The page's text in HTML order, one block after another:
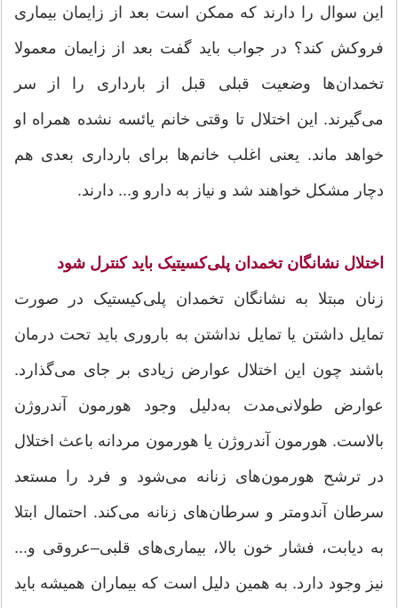
این سوال را دارند که ممکن است بعد از زایمان بیماری
فروکش کند؟ در جواب باید گفت بعد از زایمان معمولا
تخمدان‌ها وضعیت قبلی قبل از بارداری را از سر
می‌گیرند. این اختلال تا وقتی خانم یائسه نشده همراه او
خواهد ماند. یعنی اغلب خانم‌ها برای بارداری بعدی هم
دچار مشکل خواهند شد و نیاز به دارو و... دارند.
اختلال نشانگان تخمدان پلی‌کسیتیک باید کنترل شود
زنان مبتلا به نشانگان تخمدان پلی‌کیستیک در صورت
تمایل داشتن یا تمایل نداشتن به باروری باید تحت درمان
باشند چون این اختلال عوارض زیادی بر جای می‌گذارد.
عوارض طولانی‌مدت به‌دلیل وجود هورمون آندروژن
بالاست. هورمون آندروژن یا هورمون مردانه باعث اختلال
در ترشح هورمون‌های زنانه می‌شود و فرد را مستعد
سرطان آندومتر و سرطان‌های زنانه می‌کند. احتمال ابتلا
به دیابت، فشار خون بالا، بیماری‌های قلبی–عروقی و...
نیز وجود دارد. به همین دلیل است که بیماران همیشه باید